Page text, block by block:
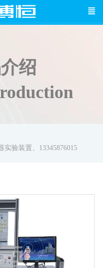
绍
实验装置、13345876015